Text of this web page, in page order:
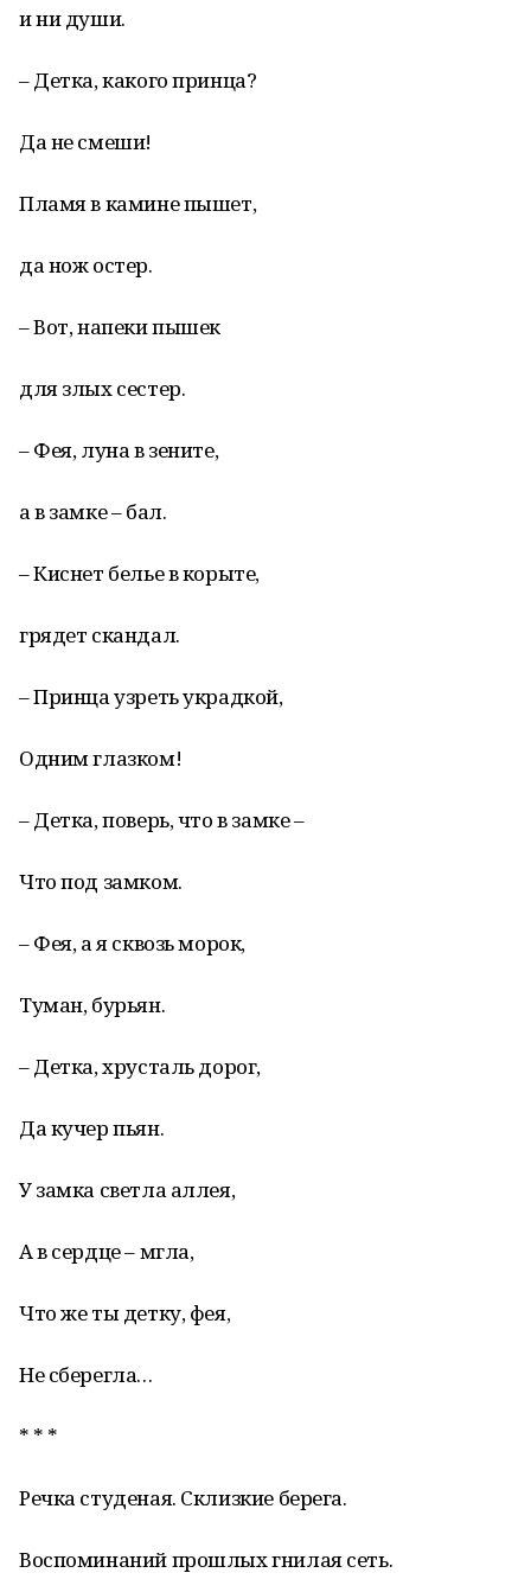
и ни души.
– Детка, какого принца?
Да не смеши!
Пламя в камине пышет,
да нож остер.
– Вот, напеки пышек
для злых сестер.
– Фея, луна в зените,
а в замке – бал.
– Киснет белье в корыте,
грядет скандал.
– Принца узреть украдкой,
Одним глазком!
– Детка, поверь, что в замке –
Что под замком.
– Фея, а я сквозь морок,
Туман, бурьян.
– Детка, хрусталь дорог,
Да кучер пьян.
У замка светла аллея,
А в сердце – мгла,
Что же ты детку, фея,
Не сберегла…
* * *
Речка студеная. Склизкие берега.
Воспоминаний прошлых гнилая сеть.